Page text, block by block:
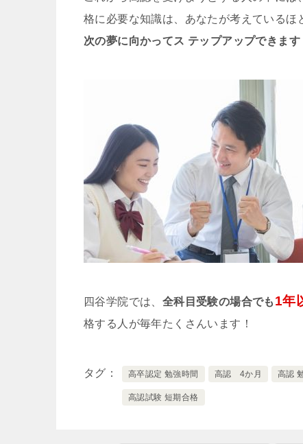
格に必要な知識は、あなたが考えているほ
次の夢に向かってス テップアップできます
四谷学院では、 全科目受験の場合でも 1年
格する人が毎年たくさんいます！
タグ 高卒認定 勉強時間 高認 4か月 高認
高認試験 短期合格